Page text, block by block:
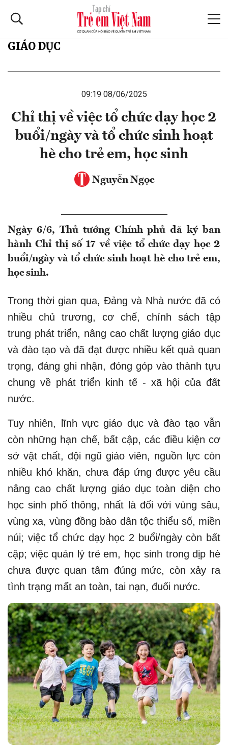
GIÁO DỤC
09:19 08/06/2025
Chỉ thị về việc tổ chức dạy học 2
buổi/ngày và tổ chức sinh hoạt
hè cho trẻ em, học sinh
Nguyễn Ngọc
Ngày 6/6, Thủ tướng Chính phủ đã ký ban
hành Chỉ thị số 17 về việc tổ chức dạy học 2
buổi/ngày và tổ chức sinh hoạt hè cho trẻ em,
học sinh.
Trong thời gian qua, Đảng và Nhà nước đã có
nhiều chủ trương, cơ chế, chính sách tập
trung phát triển, nâng cao chất lượng giáo dục
và đào tạo và đã đạt được nhiều kết quả quan
trọng, đáng ghi nhận, đóng góp vào thành tựu
chung về phát triển kinh tế - xã hội của đất
nước.
Tuy nhiên, lĩnh vực giáo dục và đào tạo vẫn
còn những hạn chế, bất cập, các điều kiện cơ
sở vật chất, đội ngũ giáo viên, nguồn lực còn
nhiều khó khăn, chưa đáp ứng được yêu cầu
nâng cao chất lượng giáo dục toàn diện cho
học sinh phổ thông, nhất là đối với vùng sâu,
vùng xa, vùng đồng bào dân tộc thiểu số, miền
núi; việc tổ chức dạy học 2 buổi/ngày còn bất
cập; việc quản lý trẻ em, học sinh trong dịp hè
chưa được quan tâm đúng mức, còn xảy ra
tình trạng mất an toàn, tai nạn, đuối nước.